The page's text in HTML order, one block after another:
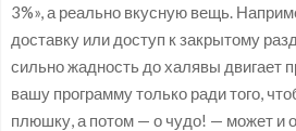
3%», а реально вкусную вещь.
доставку или доступ к закрытому
сильно жадность до халявы двигает
вашу программу только ради того,
плюшку, а потом — о чудо! — может и